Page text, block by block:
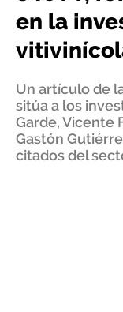
en la
Un artículo de
sitúa a los
Garde, Vicente
Gastón
citados del